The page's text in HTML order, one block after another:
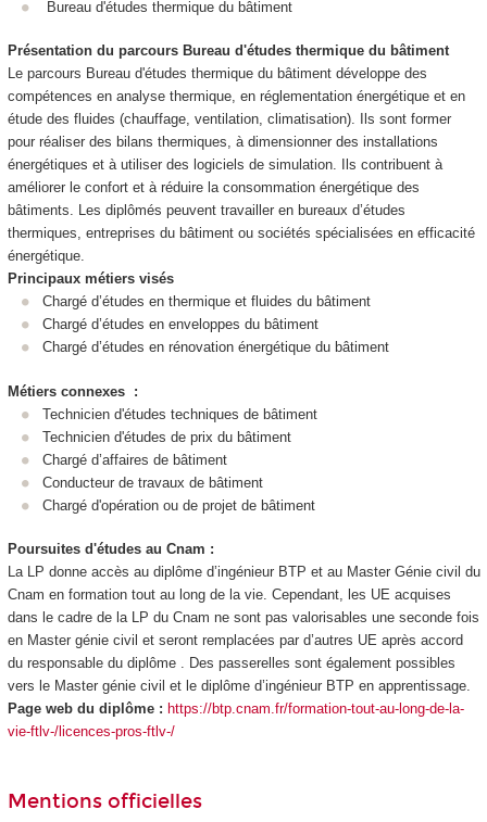
Bureau d'études thermique du bâtiment
Présentation du parcours Bureau d'études thermique du bâtiment
Le parcours Bureau d'études thermique du bâtiment développe des
compétences en analyse thermique, en réglementation énergétique et en
étude des fluides (chauffage, ventilation, climatisation). Ils sont former
pour réaliser des bilans thermiques, à dimensionner des installations
énergétiques et à utiliser des logiciels de simulation. Ils contribuent à
améliorer le confort et à réduire la consommation énergétique des
bâtiments. Les diplômés peuvent travailler en bureaux d’études
thermiques, entreprises du bâtiment ou sociétés spécialisées en efficacité
énergétique.
Principaux métiers visés
Chargé d’études en thermique et fluides du bâtiment
Chargé d’études en enveloppes du bâtiment
Chargé d’études en rénovation énergétique du bâtiment
Métiers connexes :
Technicien d'études techniques de bâtiment
Technicien d'études de prix du bâtiment
Chargé d’affaires de bâtiment
Conducteur de travaux de bâtiment
Chargé d'opération ou de projet de bâtiment
Poursuites d'études au Cnam :
La LP donne accès au diplôme d’ingénieur BTP et au Master Génie civil du
Cnam en formation tout au long de la vie. Cependant, les UE acquises
dans le cadre de la LP du Cnam ne sont pas valorisables une seconde fois
en Master génie civil et seront remplacées par d’autres UE après accord
du responsable du diplôme . Des passerelles sont également possibles
vers le Master génie civil et le diplôme d’ingénieur BTP en apprentissage.
Page web du diplôme : https://btp.cnam.fr/formation-tout-au-long-de-la-
vie-ftlv-/licences-pros-ftlv-/
Mentions officielles